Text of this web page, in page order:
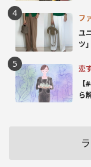
フ
ユ
ツ
恋
ら